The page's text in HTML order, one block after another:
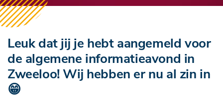
Leuk dat jij je hebt aangemeld voor
de algemene informatieavond in
Zweeloo! Wij hebben er nu al zin in
😁